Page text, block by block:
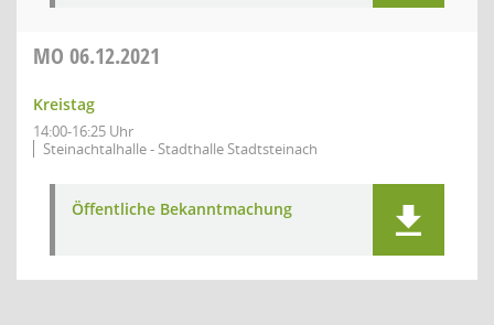
MO 06.12.2021
Kreistag
14:00-16:25 Uhr
Steinachtalhalle - Stadthalle Stadtsteinach
Öffentliche Bekanntmachung